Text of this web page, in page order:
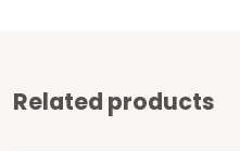
Related products